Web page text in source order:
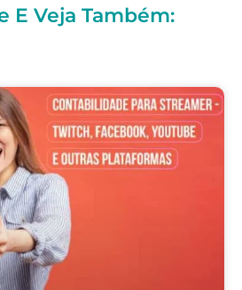
E Veja Também: